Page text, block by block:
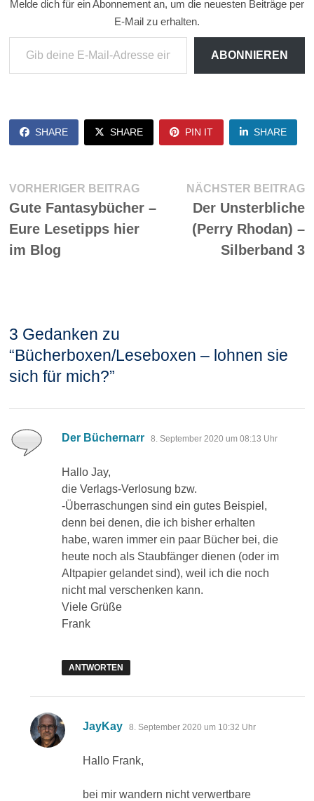
Melde dich für ein Abonnement an, um die neuesten Beiträge per
E-Mail zu erhalten.
Gib deine E-Mail-Adresse ein ...
ABONNIEREN
SHARE SHARE PIN IT SHARE
Beitragsnavigation
VORHERIGER BEITRAGVorheriger
Beitrag:
Gute Fantasybücher –
Eure Lesetipps hier
im Blog
NÄCHSTER BEITRAG
Der Unsterbliche
(Perry Rhodan) –
Silberband 3
3 Gedanken zu
“Bücherboxen/Leseboxen – lohnen sie
sich für mich?”
Der Büchernarr sagt:
8. September 2020 um 08:13 Uhr
Hallo Jay,
die Verlags-Verlosung bzw.
-Überraschungen sind ein gutes Beispiel,
denn bei denen, die ich bisher erhalten
habe, waren immer ein paar Bücher bei, die
heute noch als Staubfänger dienen (oder im
Altpapier gelandet sind), weil ich die noch
nicht mal verschenken kann.
Viele Grüße
Frank
ANTWORTEN
JayKay sagt:
8. September 2020 um 10:32 Uhr
Hallo Frank,
bei mir wandern nicht verwertbare